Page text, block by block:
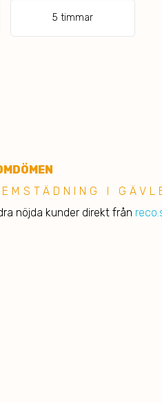
5 timmar
I
nöjda kunder direkt från